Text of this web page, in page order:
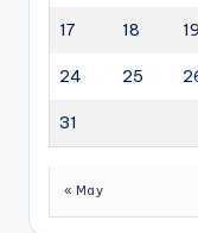
17 18 19
24 25
31
« May